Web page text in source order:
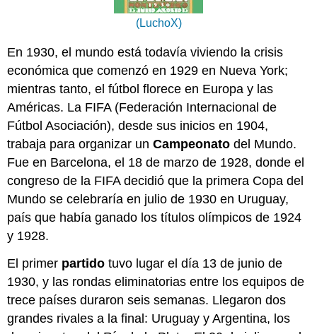
(LuchoX)
En 1930, el mundo está todavía viviendo la crisis
económica que comenzó en 1929 en Nueva York;
mientras tanto, el fútbol florece en Europa y las
Américas. La FIFA (Federación Internacional de
Fútbol Asociación), desde sus inicios en 1904,
trabaja para organizar unCampeonato del Mundo.
Fue en Barcelona, el 18 de marzo de 1928, donde el
congreso de la FIFA decidió que la primera Copa del
Mundo se celebraría en julio de 1930 en Uruguay,
país que había ganado los títulos olímpicos de 1924
y 1928.
El primer partido tuvo lugar el día 13 de junio de
1930, y las rondas eliminatorias entre los equipos de
trece países duraron seis semanas. Llegaron dos
grandes rivales a la final: Uruguay y Argentina, los